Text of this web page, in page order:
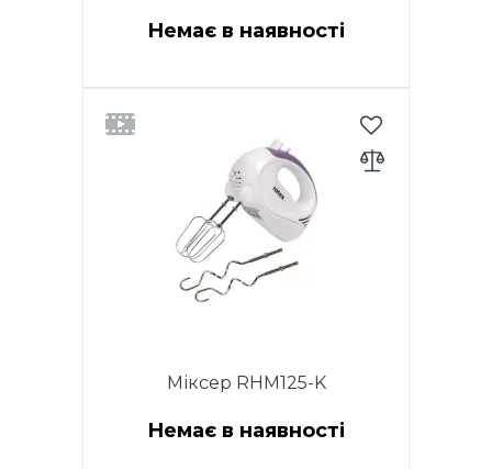
Немає в наявності
Хромовані насадки. 2 віночка
для збивання яєць і кремів.
Насадки для тіста. Кнопка
вилучення насадок. Колір
білий. Гарантія - 1 рік.
Міксер RHM125-K
Немає в наявності